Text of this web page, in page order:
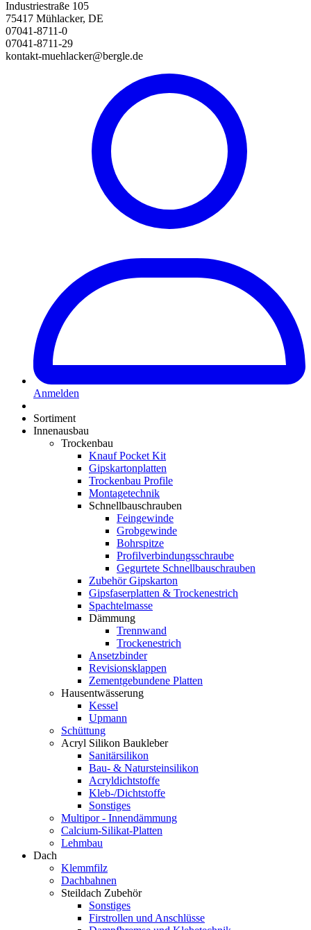
Industriestraße 105
75417 Mühlacker, DE
07041-8711-0
07041-8711-29
kontakt-muehlacker@bergle.de
Anmelden
Sortiment
Innenausbau
Trockenbau
Knauf Pocket Kit
Gipskartonplatten
Trockenbau Profile
Montagetechnik
Schnellbauschrauben
Feingewinde
Grobgewinde
Bohrspitze
Profilverbindungsschraube
Gegurtete Schnellbauschrauben
Zubehör Gipskarton
Gipsfaserplatten & Trockenestrich
Spachtelmasse
Dämmung
Trennwand
Trockenestrich
Ansetzbinder
Revisionsklappen
Zementgebundene Platten
Hausentwässerung
Kessel
Upmann
Schüttung
Acryl Silikon Baukleber
Sanitärsilikon
Bau- & Natursteinsilikon
Acryldichtstoffe
Kleb-/Dichtstoffe
Sonstiges
Multipor - Innendämmung
Calcium-Silikat-Platten
Lehmbau
Dach
Klemmfilz
Dachbahnen
Steildach Zubehör
Sonstiges
Firstrollen und Anschlüsse